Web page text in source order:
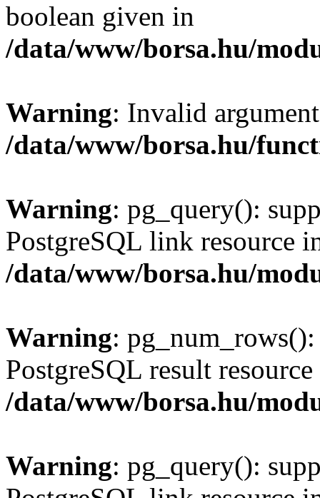
boolean given in
/data/www/borsa.hu/
Warning: Invalid
/data/www/borsa.hu/
Warning: pg_query():
PostgreSQL link resource
/data/www/borsa.hu/
Warning:
PostgreSQL result
/data/www/borsa.hu/
Warning: pg_query():